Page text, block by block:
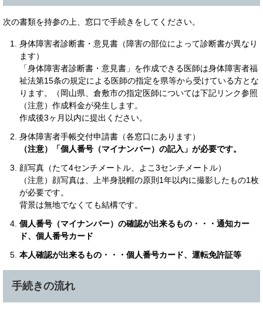
次の書類を持参の上、窓口で手続きをしてください。
身体障害者診断書・意見書（障害の部位によって診断書が異なり
ます）
「身体障害者診断書・意見書」を作成できる医師は身体障害者福
祉法第15条の規定による医師の指定を県等から受けている方とな
ります。（岡山県、倉敷市の指定医師については下記リンク参照
（注意）作成料金が発生します。
作成後3ヶ月以内に提出ください。
身体障害者手帳交付申請書（各窓口にあります）
（注意）「個人番号（マイナンバー）の記入」が必要です。
顔写真（たて4センチメートル、よこ3センチメートル）
（注意）顔写真は、上半身脱帽の原則1年以内に撮影したもの1枚
が必要です。
背景は無地でなくても結構です。
個人番号（マイナンバー）の確認が出来るもの・・・通知カー
ド、個人番号カード
本人確認が出来るもの・・・個人番号カード、運転免許証等
手続きの流れ